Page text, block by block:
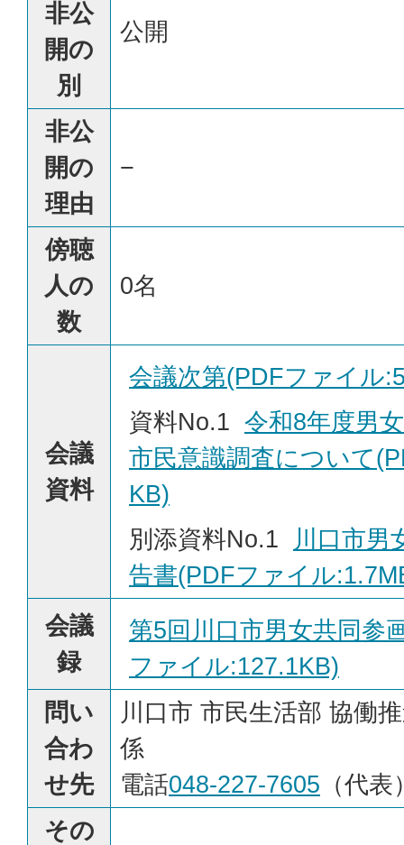
非公
開の
別
公開
非公
開の
理由
−
傍聴
人の
数
0名
会議
資料
会議次第(PDFファイル
資料No.1 令和8年度男
市民意識調査について
KB)
別添資料No.1
川口市男
告書(PDFファイル
会議
録
第5回川口市男女共同参
ファイル:127.1KB)
問い
合わ
せ先
川口市 市民生活部 協働
係
電話048-227-7605 （代表
その